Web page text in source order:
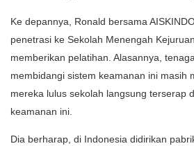
Ke depannya, Ronald bersama
penetrasi ke Sekolah Menengah
memberikan pelatihan. Alasannya,
membidangi sistem keamanan ini masih
mereka lulus sekolah langsung terserap
keamanan ini.
Dia berharap, di Indonesia didirikan